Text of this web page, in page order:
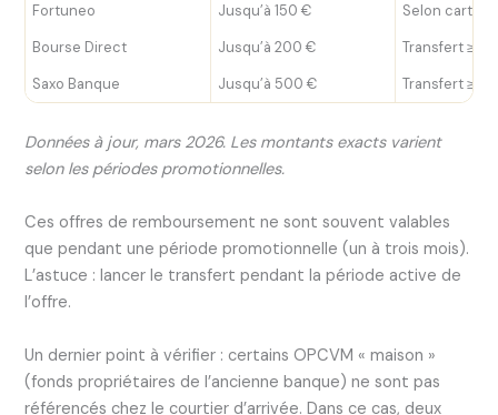
Fortuneo
Jusqu’à 150 €
Selon carte
Bourse Direct
Jusqu’à 200 €
Transfert ≥ 5
Saxo Banque
Jusqu’à 500 € Transfert ≥
Données à jour, mars 2026. Les montants exacts varient
selon les périodes promotionnelles.
Ces offres de remboursement ne sont souvent valables
que pendant une période promotionnelle (un à trois mois).
L’astuce : lancer le transfert pendant la période active de
l’offre.
Un dernier point à vérifier : certains OPCVM « maison »
(fonds propriétaires de l’ancienne banque) ne sont pas
référencés chez le courtier d’arrivée. Dans ce cas, deux